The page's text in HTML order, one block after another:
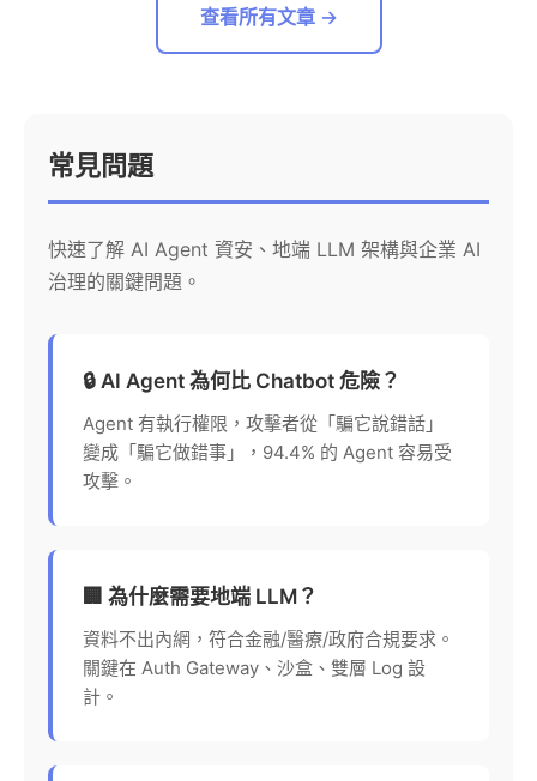
查看所有文章 →
常見問題
快速了解 AI Agent 資安、地端 LLM 架構與企業 AI
治理的關鍵問題。
🔒 AI Agent 為何比 Chatbot 危險？
Agent 有執行權限，攻擊者從「騙它說錯話」
變成「騙它做錯事」，94.4% 的 Agent 容易受
攻擊。
🏢 為什麼需要地端 LLM？
資料不出內網，符合金融/醫療/政府合規要求。
關鍵在 Auth Gateway、沙盒、雙層 Log 設
計。